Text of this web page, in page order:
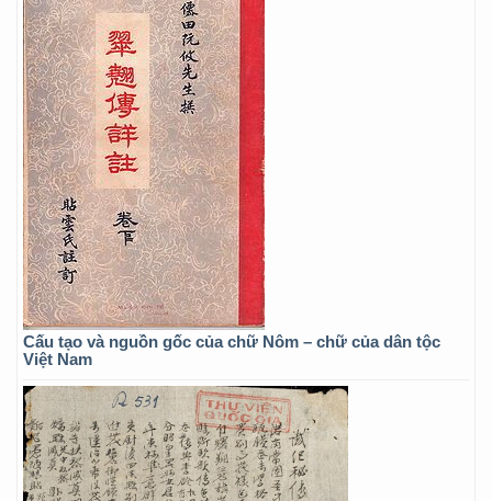
Cấu tạo và nguồn gốc của chữ Nôm – chữ của dân tộc
Việt Nam